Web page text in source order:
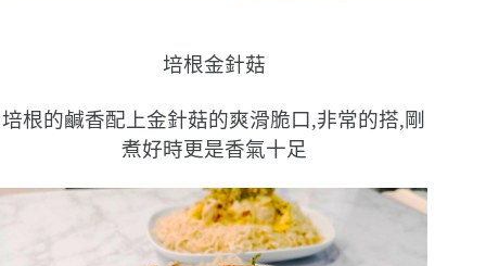
培根金針菇
培根的鹹香配上金針菇的爽滑脆口,非常的搭,剛
煮好時更是香氣十足